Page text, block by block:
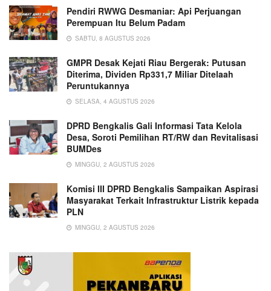
Pendiri RWWG Desmaniar: Api Perjuangan
Perempuan Itu Belum Padam
SABTU, 8 AGUSTUS 2026
GMPR Desak Kejati Riau Bergerak: Putusan
Diterima, Dividen Rp331,7 Miliar Ditelaah
Peruntukannya
SELASA, 4 AGUSTUS 2026
DPRD Bengkalis Gali Informasi Tata Kelola
Desa, Soroti Pemilihan RT/RW dan Revitalisasi
BUMDes
MINGGU, 2 AGUSTUS 2026
Komisi III DPRD Bengkalis Sampaikan Aspirasi
Masyarakat Terkait Infrastruktur Listrik kepada
PLN
MINGGU, 2 AGUSTUS 2026